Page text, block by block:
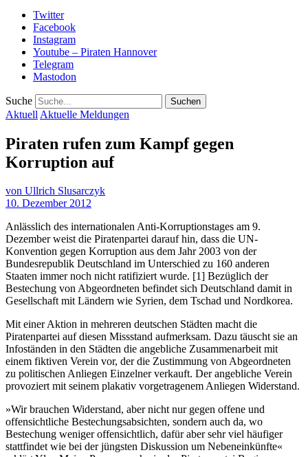
Twitter
Facebook
Instagram
Youtube – Piraten Hannover
Telegram
Mastodon
Suche
Aktuell Aktuelle Meldungen
Piraten rufen zum Kampf gegen
Korruption auf
von Ullrich Slusarczyk
10. Dezember 2012
Anlässlich des internationalen Anti-Korruptionstages am 9.
Dezember weist die Piratenpartei darauf hin, dass die UN-
Konvention gegen Korruption aus dem Jahr 2003 von der
Bundesrepublik Deutschland im Unterschied zu 160 anderen
Staaten immer noch nicht ratifiziert wurde. [1] Bezüglich der
Bestechung von Abgeordneten befindet sich Deutschland damit in
Gesellschaft mit Ländern wie Syrien, dem Tschad und Nordkorea.
Mit einer Aktion in mehreren deutschen Städten macht die
Piratenpartei auf diesen Missstand aufmerksam. Dazu täuscht sie an
Infoständen in den Städten die angebliche Zusammenarbeit mit
einem fiktiven Verein vor, der die Zustimmung von Abgeordneten
zu politischen Anliegen Einzelner verkauft. Der angebliche Verein
provoziert mit seinem plakativ vorgetragenem Anliegen Widerstand.
»Wir brauchen Widerstand, aber nicht nur gegen offene und
offensichtliche Bestechungsabsichten, sondern auch da, wo
Bestechung weniger offensichtlich, dafür aber sehr viel häufiger
stattfindet wie bei der jüngsten Diskussion um Nebeneinkünfte«